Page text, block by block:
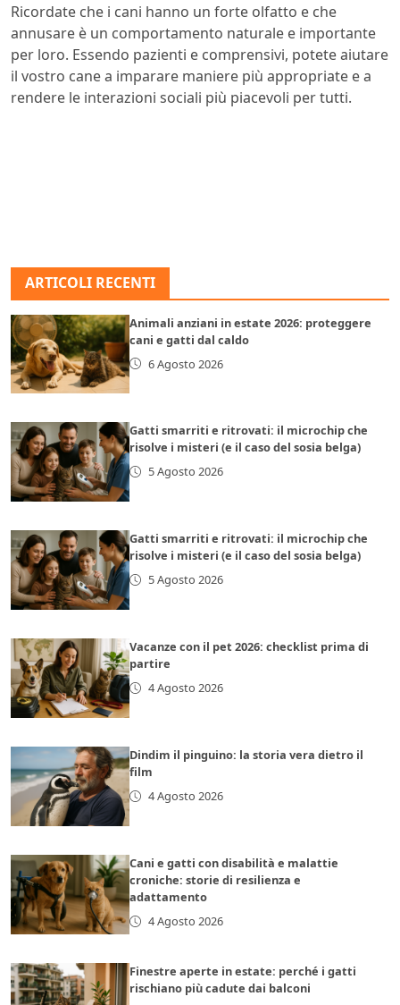
Ricordate che i cani hanno un forte olfatto e che
annusare è un comportamento naturale e importante
per loro. Essendo pazienti e comprensivi, potete aiutare
il vostro cane a imparare maniere più appropriate e a
rendere le interazioni sociali più piacevoli per tutti.
ARTICOLI RECENTI
Animali anziani in estate 2026: proteggere
cani e gatti dal caldo
6 Agosto 2026
Gatti smarriti e ritrovati: il microchip che
risolve i misteri (e il caso del sosia belga)
5 Agosto 2026
Gatti smarriti e ritrovati: il microchip che
risolve i misteri (e il caso del sosia belga)
5 Agosto 2026
Vacanze con il pet 2026: checklist prima di
partire
4 Agosto 2026
Dindim il pinguino: la storia vera dietro il
film
4 Agosto 2026
Cani e gatti con disabilità e malattie
croniche: storie di resilienza e
adattamento
4 Agosto 2026
Finestre aperte in estate: perché i gatti
rischiano più cadute dai balconi